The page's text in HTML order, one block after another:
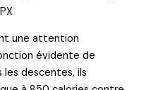
une attention
évidente de
les descentes, ils